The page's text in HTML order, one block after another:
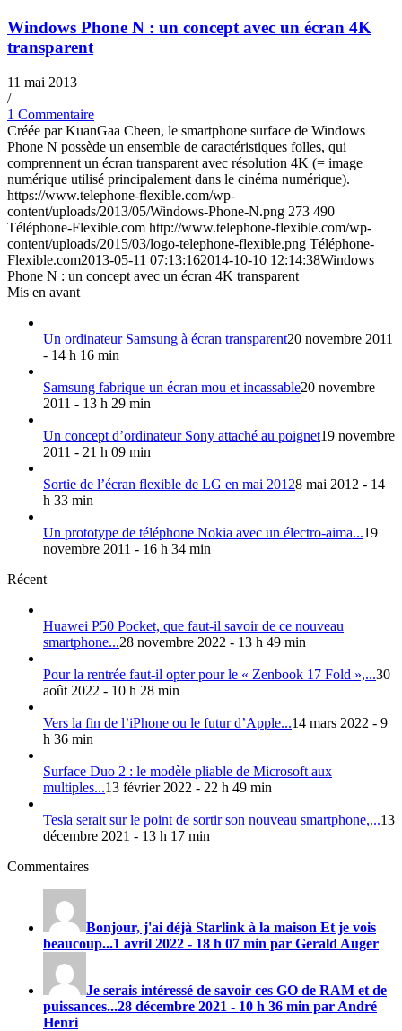
Windows Phone N : un concept avec un écran 4K
transparent
11 mai 2013
/
1 Commentaire
Créée par KuanGaa Cheen, le smartphone surface de Windows
Phone N possède un ensemble de caractéristiques folles, qui
comprennent un écran transparent avec résolution 4K (= image
numérique utilisé principalement dans le cinéma numérique).
https://www.telephone-flexible.com/wp-
content/uploads/2013/05/Windows-Phone-N.png 273 490
Téléphone-Flexible.com http://www.telephone-flexible.com/wp-
content/uploads/2015/03/logo-telephone-flexible.png Téléphone-
Flexible.com2013-05-11 07:13:162014-10-10 12:14:38Windows
Phone N : un concept avec un écran 4K transparent
Mis en avant
Un ordinateur Samsung à écran transparent20 novembre 2011
- 14 h 16 min
Samsung fabrique un écran mou et incassable20 novembre
2011 - 13 h 29 min
Un concept d’ordinateur Sony attaché au poignet19 novembre
2011 - 21 h 09 min
Sortie de l’écran flexible de LG en mai 20128 mai 2012 - 14
h 33 min
Un prototype de téléphone Nokia avec un électro-aima...19
novembre 2011 - 16 h 34 min
Récent
Huawei P50 Pocket, que faut-il savoir de ce nouveau
smartphone...28 novembre 2022 - 13 h 49 min
Pour la rentrée faut-il opter pour le « Zenbook 17 Fold »,...30
août 2022 - 10 h 28 min
Vers la fin de l’iPhone ou le futur d’Apple...14 mars 2022 - 9
h 36 min
Surface Duo 2 : le modèle pliable de Microsoft aux
multiples...13 février 2022 - 22 h 49 min
Tesla serait sur le point de sortir son nouveau smartphone,...13
décembre 2021 - 13 h 17 min
Commentaires
Bonjour, j'ai déjà Starlink à la maison Et je vois
beaucoup...1 avril 2022 - 18 h 07 min par Gerald Auger
Je serais intéressé de savoir ces GO de RAM et de
puissances...28 décembre 2021 - 10 h 36 min par André
Henri